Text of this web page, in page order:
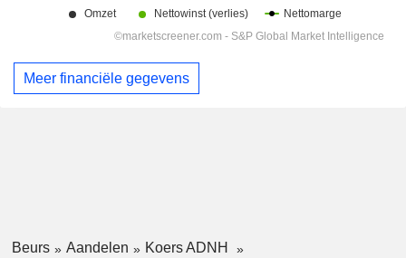
Meer financiële gegevens
Beurs Aandelen
Koers ADNH